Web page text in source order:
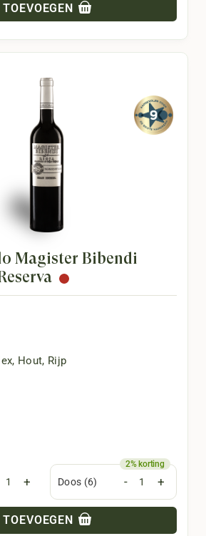
TOEVOEGEN
Magister Bibendi
, Hout, Rijp
+ Doos (6) - +
TOEVOEGEN